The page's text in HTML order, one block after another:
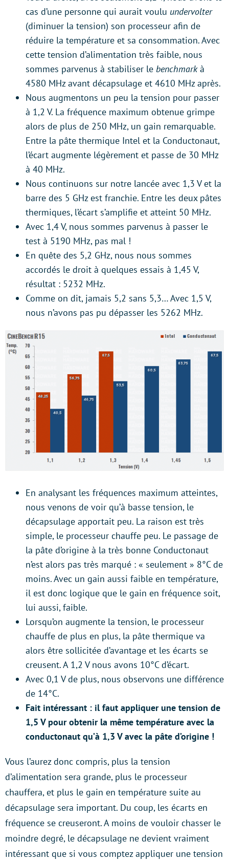
cas d’une personne qui aurait voulu undervolter
(diminuer la tension) son processeur afin de
réduire la température et sa consommation. Avec
cette tension d’alimentation très faible, nous
sommes parvenus à stabiliser le benchmarkà
4580 MHz avant décapsulage et 4610 MHz après.
Nous augmentons un peu la tension pour passer
à 1,2 V. La fréquence maximum obtenue grimpe
alors de plus de 250 MHz, un gain remarquable.
Entre la pâte thermique Intel et la Conductonaut,
l’écart augmente légèrement et passe de 30 MHz
à 40 MHz.
Nous continuons sur notre lancée avec 1,3 V et la
barre des 5 GHz est franchie. Entre les deux pâtes
thermiques, l’écart s’amplifie et atteint 50 MHz.
Avec 1,4 V, nous sommes parvenus à passer le
test à 5190 MHz, pas mal !
En quête des 5,2 GHz, nous nous sommes
accordés le droit à quelques essais à 1,45 V,
résultat : 5232 MHz.
Comme on dit, jamais 5,2 sans 5,3… Avec 1,5 V,
nous n’avons pas pu dépasser les 5262 MHz.
En analysant les fréquences maximum atteintes,
nous venons de voir qu’à basse tension, le
décapsulage apportait peu. La raison est très
simple, le processeur chauffe peu. Le passage de
la pâte d’origine à la très bonne Conductonaut
n’est alors pas très marqué : « seulement » 8°C de
moins. Avec un gain aussi faible en température,
il est donc logique que le gain en fréquence soit,
lui aussi, faible.
Lorsqu’on augmente la tension, le processeur
chauffe de plus en plus, la pâte thermique va
alors être sollicitée d’avantage et les écarts se
creusent. A 1,2 V nous avons 10°C d’écart.
Avec 0,1 V de plus, nous observons une différence
de 14°C.
Fait intéressant : il faut appliquer une tension de
1,5 V pour obtenir la même température avec la
conductonaut qu’à 1,3 V avec la pâte d’origine !
Vous l’aurez donc compris, plus la tension
d’alimentation sera grande, plus le processeur
chauffera, et plus le gain en température suite au
décapsulage sera important. Du coup, les écarts en
fréquence se creuseront. A moins de vouloir chasser le
moindre degré, le décapsulage ne devient vraiment
intéressant que si vous comptez appliquer une tension